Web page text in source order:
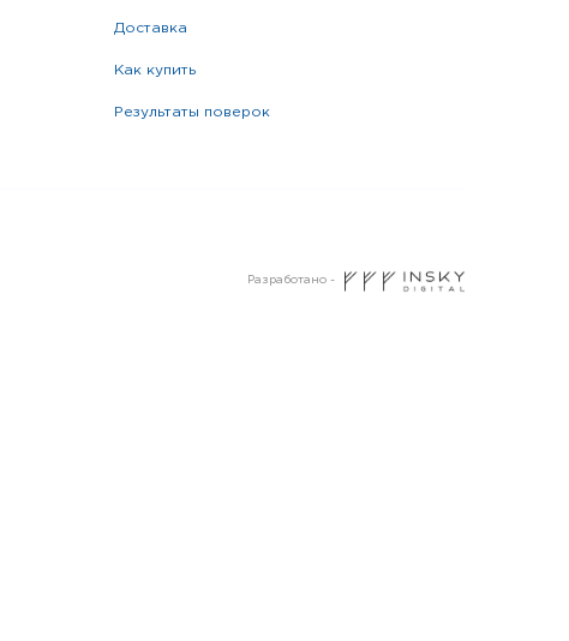
доставка
как купить
результаты поверок
Разработано -